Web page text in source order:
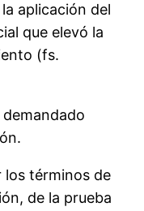
aplicación del
que elevó la
(fs.
términos de
de la prueba